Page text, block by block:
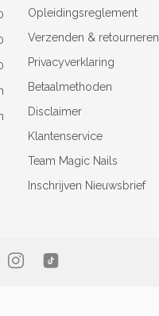
Opleidingsreglement
Verzenden & retourneren
Privacyverklaring
Betaalmethoden
Disclaimer
Klantenservice
Team Magic Nails
Inschrijven Nieuwsbrief